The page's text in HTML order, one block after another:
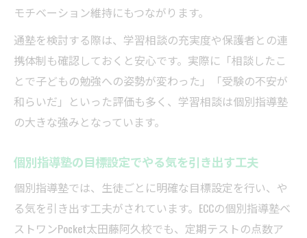
モチベーション維持にもつながります。
通塾を検討する際は、学習相談の充実度や保護者との連
携体制も確認しておくと安心です。実際に「相談したこ
とで子どもの勉強への姿勢が変わった」「受験の不安が
和らいだ」といった評価も多く、学習相談は個別指導塾
の大きな強みとなっています。
個別指導塾の目標設定でやる気を引き出す工夫
個別指導塾では、生徒ごとに明確な目標設定を行い、や
る気を引き出す工夫がされています。ECCの個別指導塾ベ
ストワンPocket太田藤阿久校でも、定期テストの点数ア